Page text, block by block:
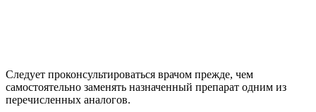
Следует проконсультироваться врачом прежде, чем
самостоятельно заменять назначенный препарат одним из
перечисленных аналогов.